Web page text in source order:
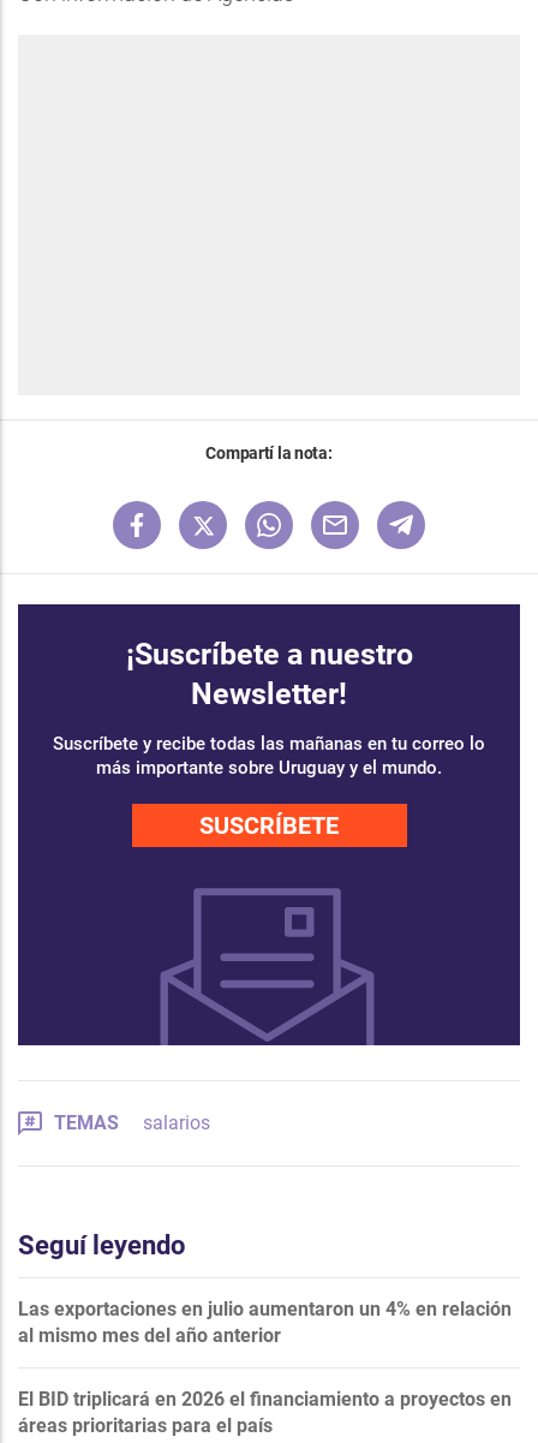
Compartí la nota:
¡Suscríbete a nuestro
Newsletter!
Suscríbete y recibe todas las mañanas en tu correo lo
más importante sobre Uruguay y el mundo.
SUSCRÍBETE
TEMAS salarios
Seguí leyendo
Las exportaciones en julio aumentaron un 4% en relación
al mismo mes del año anterior
El BID triplicará en 2026 el financiamiento a proyectos en
áreas prioritarias para el país